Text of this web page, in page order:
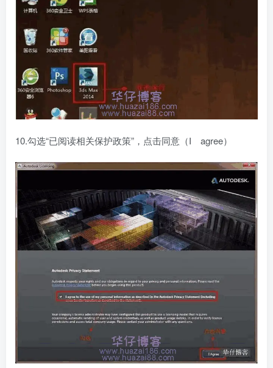
10.勾选“已阅读相关保护政策”，点击同意（I agree）